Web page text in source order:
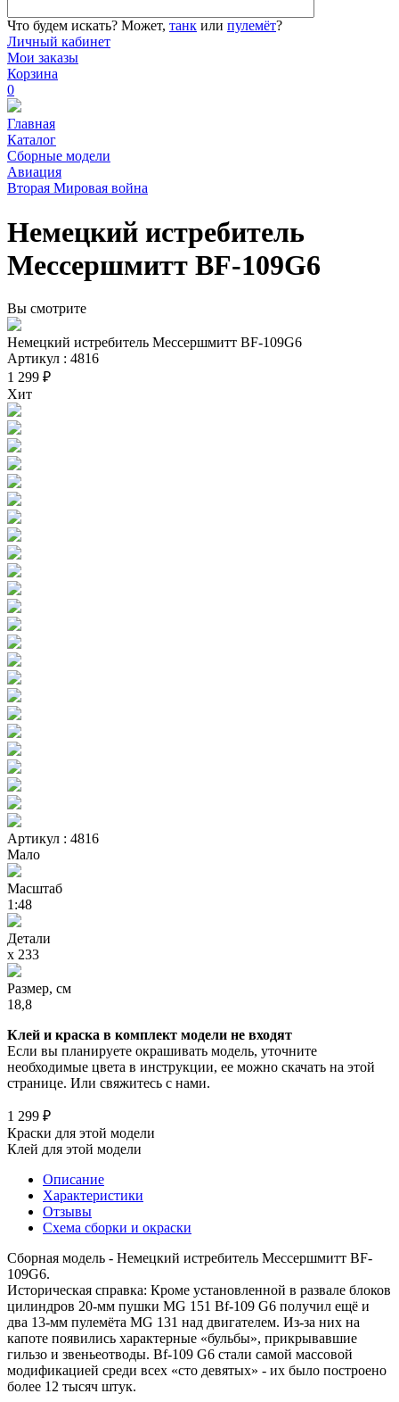
Что будем искать? Может, танк или пулемёт?
Личный кабинет
Мои заказы
Корзина
0
Главная
Каталог
Сборные модели
Авиация
Вторая Мировая война
Немецкий истребитель
Мессершмитт BF-109G6
Вы смотрите
Немецкий истребитель Мессершмитт BF-109G6
Артикул : 4816
1 299 ₽
Хит
Артикул : 4816
Мало
Масштаб
1:48
Детали
х 233
Размер, см
18,8
Клей и краска в комплект модели не входят
Если вы планируете окрашивать модель, уточните
необходимые цвета в инструкции, ее можно скачать на этой
странице. Или свяжитесь с нами.
1 299 ₽
Краски для этой модели
Клей для этой модели
Описание
Характеристики
Отзывы
Схема сборки и окраски
Сборная модель - Немецкий истребитель Мессершмитт BF-
109G6.
Историческая справка: Кроме установленной в развале блоков
цилиндров 20-мм пушки MG 151 Bf-109 G6 получил ещё и
два 13-мм пулемёта MG 131 над двигателем. Из-за них на
капоте появились характерные «бульбы», прикрывавшие
гильзо и звеньеотводы. Bf-109 G6 стали самой массовой
модификацией среди всех «сто девятых» - их было построено
более 12 тысяч штук.